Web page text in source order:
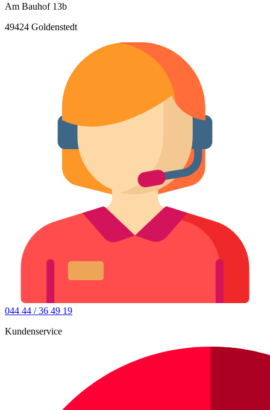
Am Bauhof 13b
49424 Goldenstedt
044 44 / 36 49 19
Kundenservice